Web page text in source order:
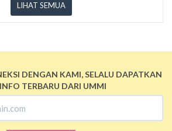
LIHAT SEMUA
DENGAN KAMI, SELALU DAPATKAN
TERBARU DARI UMMI